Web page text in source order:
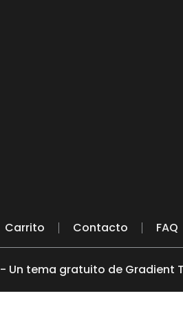
Carrito Contacto FAQ
Un tema gratuito de Gradient